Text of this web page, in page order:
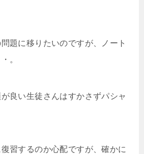
題に移りたいのですが、ノート
。
良い生徒さんはすかさずパシャ
習するのか心配ですが、確かに